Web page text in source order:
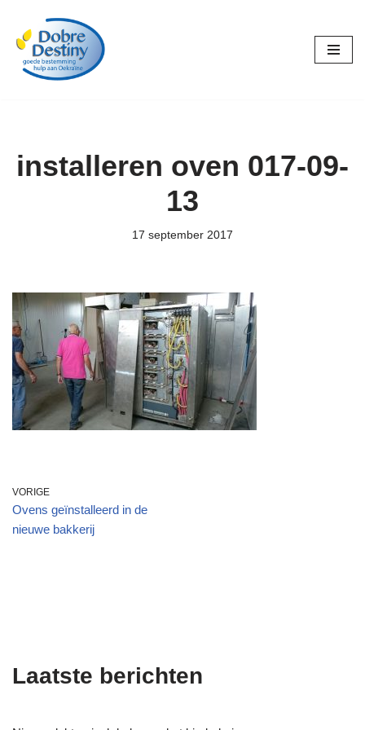
Ga
naar
installeren oven 017-09-
13
17 september 2017
VORIGE
Ovens geïnstalleerd in de
nieuwe bakkerij
Laatste berichten